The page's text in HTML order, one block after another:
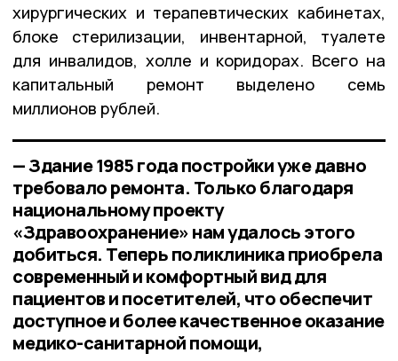
хирургических и терапевтических кабинетах,
блоке стерилизации, инвентарной, туалете
для инвалидов, холле и коридорах. Всего на
капитальный ремонт выделено семь
миллионов рублей.
— Здание 1985 года постройки уже давно
требовало ремонта. Только благодаря
национальному проекту
«Здравоохранение» нам удалось этого
добиться. Теперь поликлиника приобрела
современный и комфортный вид для
пациентов и посетителей, что обеспечит
доступное и более качественное оказание
медико-санитарной помощи,